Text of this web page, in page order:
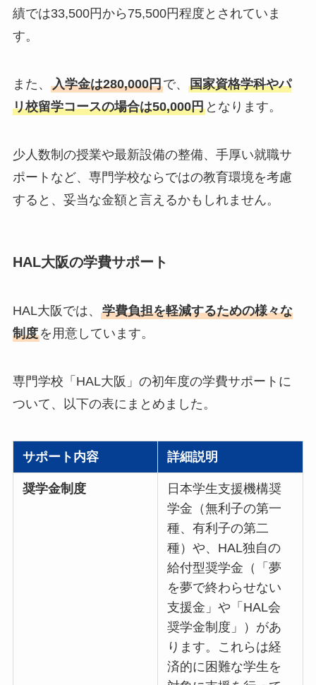
績では33,500円から75,500円程度とされていま
す。
また、 入学金は280,000円で、 国家資格学科やパ
リ校留学コースの場合は50,000円となります。
少人数制の授業や最新設備の整備、手厚い就職サ
ポートなど、専門学校ならではの教育環境を考慮
すると、妥当な金額と言えるかもしれません。
HAL大阪の学費サポート
HAL大阪では、 学費負担を軽減するための様々な
制度を用意しています。
専門学校「HAL大阪」の初年度の学費サポートに
ついて、以下の表にまとめました。
サポート内容 詳細説明
奨学金制度
日本学生支援機構奨
学金（無利子の第一
種、有利子の第二
種）や、HAL独自の
給付型奨学金（「夢
を夢で終わらせない
支援金」や「HAL会
奨学金制度」）があ
ります。これらは経
済的に困難な学生を